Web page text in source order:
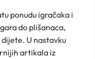
ponudu igračaka i
do plišanaca,
U nastavku
artikala iz